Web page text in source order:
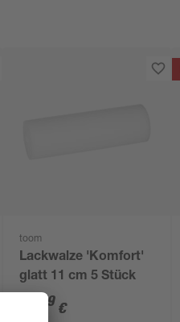
toom
Lackwalze 'Komfort'
glatt 11 cm 5 Stück
39 €